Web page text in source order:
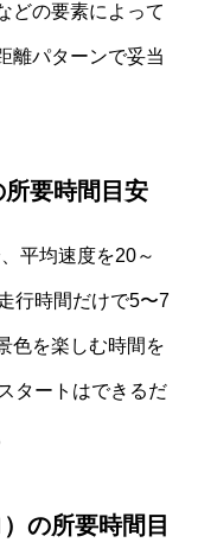
どの要素によって
離パターンで妥当
要時間目安
平均速度を20～
行時間だけで5〜7
色を楽しむ時間を
タートはできるだ
の所要時間目